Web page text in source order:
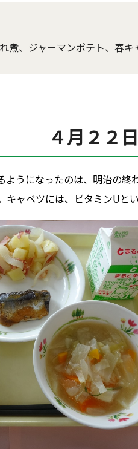
煮、ジャーマンポテト、春
４月２２
ようになったのは、明治の
キャベツには、ビタミンUと